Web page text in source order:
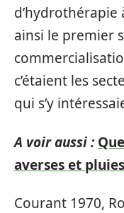
ainsi le premier
c’étaient les
qui s’y
A voir aussi :
averses et
Courant 1970,